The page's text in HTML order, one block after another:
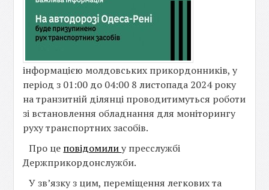
інформацією молдовських прикордонників, у
період з 01:00 до 04:00 8 листопада 2024 року
на транзитній ділянці проводитимуться роботи
зі встановлення обладнання для моніторингу
руху транспортних засобів.
Про це повідомилиу пресслужбі
Держприкордонслужби.
У зв’язку з цим, переміщення легкових та